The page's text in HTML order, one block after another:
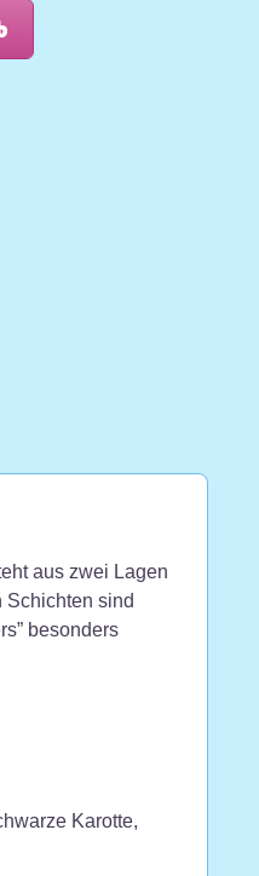
aus zwei Lagen
Schichten sind
besonders
Karotte,